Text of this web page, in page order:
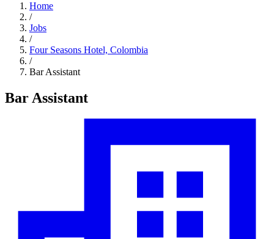
Home
/
Jobs
/
Four Seasons Hotel, Colombia
/
Bar Assistant
Bar Assistant